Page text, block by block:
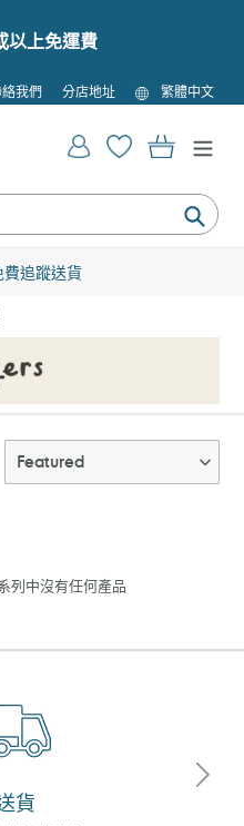
以上免運費
我們 分店地址
語
言
繁體中文
提
登入 購物車
追蹤送貨
Featured
列中沒有任何產品
貨